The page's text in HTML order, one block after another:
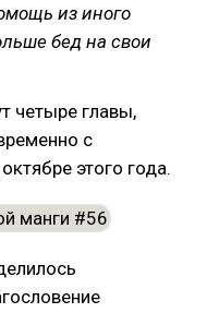
из иного
бед на свои
четыре главы,
с
этого года.